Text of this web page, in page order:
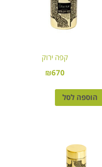
קפה ירוק
₪670
הוספה לסל